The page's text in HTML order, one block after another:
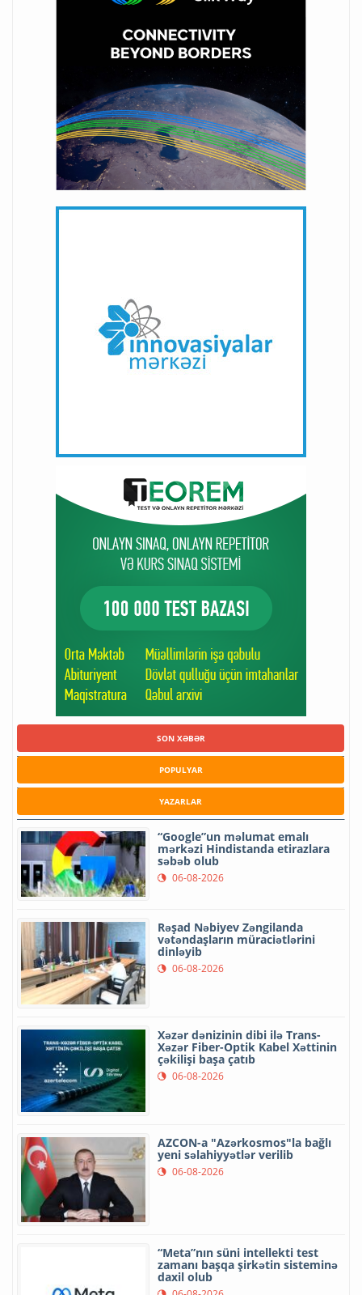
SON XƏBƏR
POPULYAR
YAZARLAR
“Google”un məlumat emalı
mərkəzi Hindistanda etirazlara
səbəb olub
06-08-2026
Rəşad Nəbiyev Zəngilanda
vətəndaşların müraciətlərini
dinləyib
06-08-2026
Xəzər dənizinin dibi ilə Trans-
Xəzər Fiber-Optik Kabel Xəttinin
çəkilişi başa çatıb
06-08-2026
AZCON-a "Azərkosmos"la bağlı
yeni səlahiyyətlər verilib
06-08-2026
“Meta”nın süni intellekti test
zamanı başqa şirkətin sisteminə
daxil olub